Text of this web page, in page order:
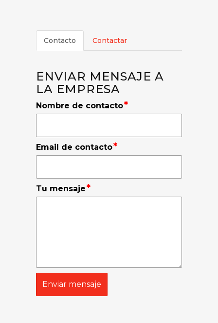
Contacto Contactar
ENVIAR MENSAJE A
LA EMPRESA
Nombre de contacto*
Email de contacto*
Tu mensaje*